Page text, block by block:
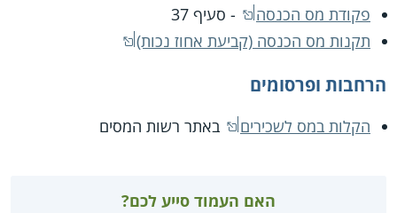
פקודת מס הכנסה
- סעיף 37
תקנות מס הכנסה (קביעת אחוז נכות)
הרחבות ופרסומים
הקלות במס לשכירים באתר רשות המסים
האם העמוד סייע לכם?